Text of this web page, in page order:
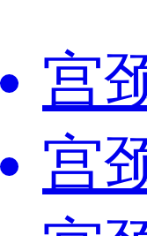
宫
宫